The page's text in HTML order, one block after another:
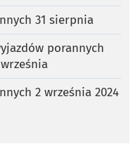
31 sierpnia
porannych
2 września 2024